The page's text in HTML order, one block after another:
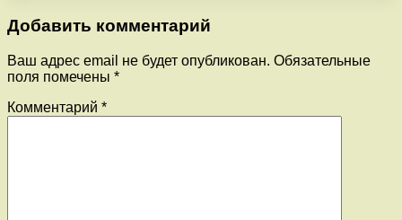
Добавить комментарий
Ваш адрес email не будет опубликован. Обязательные
поля помечены *
Комментарий *